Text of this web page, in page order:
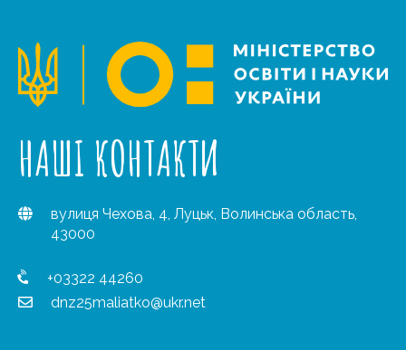
НАШІ КОНТАКТИ
вулиця Чехова, 4, Луцьк, Волинська область,
43000
+03322 44260
dnz25maliatko@ukr.net